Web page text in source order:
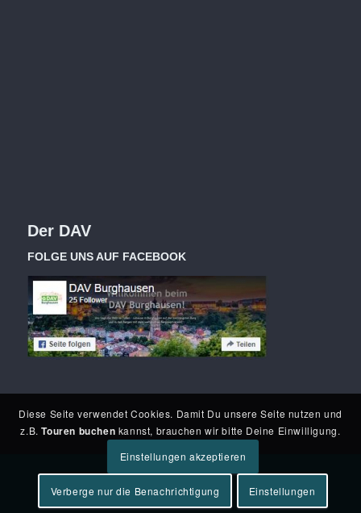
Der DAV
FOLGE UNS AUF FACEBOOK
Diese Seite verwendet Cookies. Damit Du unsere Seite nutzen und
z.B.Touren buchen kannst, brauchen wir bitte Deine Einwilligung.
Einstellungen akzeptieren
Verberge nur die Benachrichtigung Einstellungen